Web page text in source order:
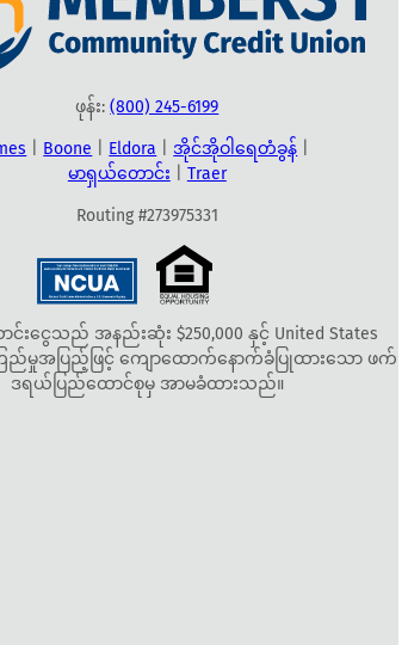
ဖုန်း:(800) 245-6199
Boone Eldora အိုင်အိုဝါရေတံခွန်
မာရှယ်တောင်း
Traer
Routing #273975331
းငွေသည် အနည်းဆုံး $250,000 နှင့် United States
မှုအပြည့်ဖြင့် ကျောထောက်နောက်ခံပြုထားသော ဖက်
ဒရယ်ပြည်ထောင်စုမှ အာမခံထားသည်။